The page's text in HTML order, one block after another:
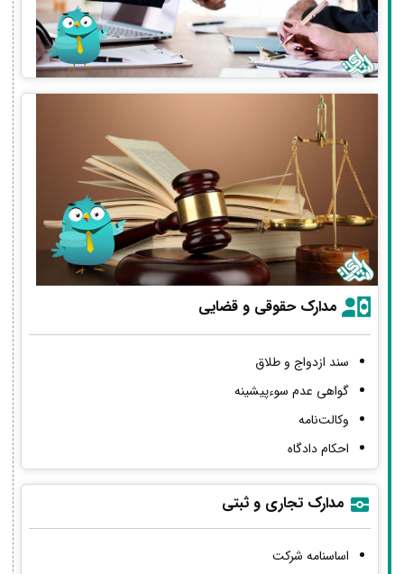
مدارک حقوقی و قضایی
سند ازدواج و طلاق
گواهی عدم سوءپیشینه
وکالت‌نامه
احکام دادگاه
مدارک تجاری و ثبتی
اساسنامه شرکت